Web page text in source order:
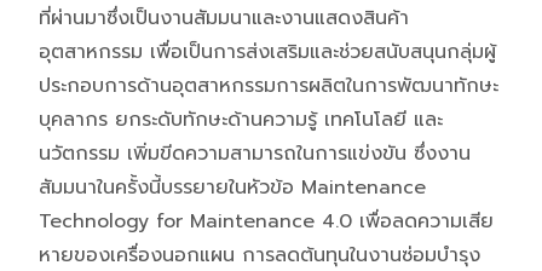
ที่ผ่านมาซึ่งเป็นงานสัมมนาและงานแสดงสินค้า
อุตสาหกรรม เพื่อเป็นการส่งเสริมและช่วยสนับสนุนกลุ่มผู้
ประกอบการด้านอุตสาหกรรมการผลิตในการพัฒนาทักษะ
บุคลากร ยกระดับทักษะด้านความรู้ เทคโนโลยี และ
นวัตกรรม เพิ่มขีดความสามารถในการแข่งขัน ซึ่งงาน
สัมมนาในครั้งนี้บรรยายในหัวข้อ Maintenance
Technology for Maintenance 4.0 เพื่อลดความเสีย
หายของเครื่องนอกแผน การลดต้นทุนในงานซ่อมบำรุง